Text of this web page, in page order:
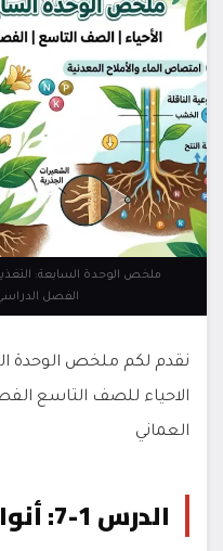
ملخص الوحدة السابعة:
الفصل الدراسي
نقدم لكم ملخص الوحدة
الاحياء للصف التاسع
العماني
الدرس 1-7: أنواع التغذية